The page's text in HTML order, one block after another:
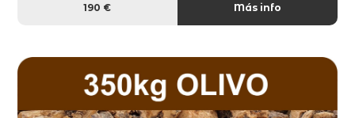
190 € Más info